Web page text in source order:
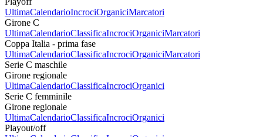
UltimaCalendarioIncrociOrganiciMarcatori
Girone C
UltimaCalendarioClassificaIncrociOrganiciMarcatori
Coppa Italia - prima fase
UltimaCalendarioClassificaIncrociOrganiciMarcatori
Serie C maschile
Girone regionale
UltimaCalendarioClassificaIncrociOrganici
Serie C femminile
Girone regionale
UltimaCalendarioClassificaIncrociOrganici
Playout/off